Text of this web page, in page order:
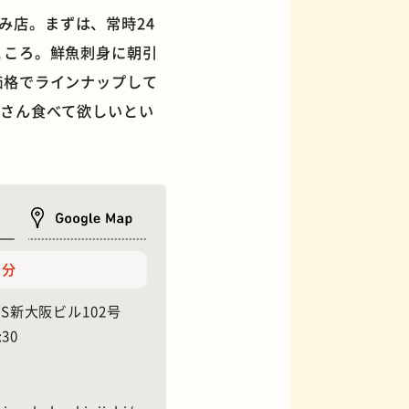
オムライス
店。まずは、常時24
ろ。鮮魚刺身に朝引
でラインナップして
ん食べて欲しいとい
新大阪ビル102号